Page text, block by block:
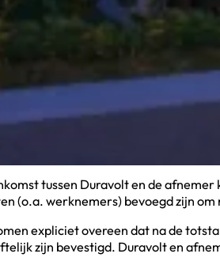
-en eventueel daarmee
alsmede geringe kwaliteits-
nimmer enige aanleiding tot
(geheel of gedeeltelijk) kennelijke
tussen Duravolt en de
(o.a. werknemers) bevoegd zijn
expliciet overeen dat na de
zijn bevestigd. Duravolt en